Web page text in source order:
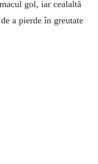
gol, iar cealaltă
a pierde în greutate